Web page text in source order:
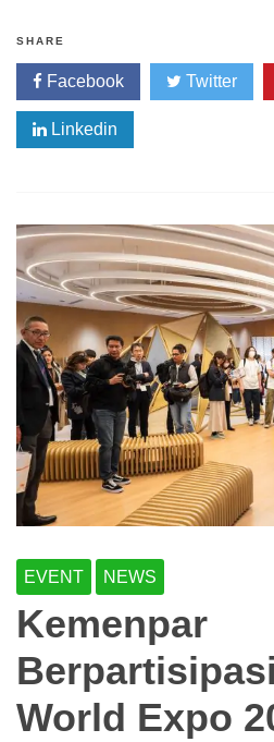
SHARE
Facebook Twitter
Linkedin
EVENT NEWS
Kemenpar
World Expo